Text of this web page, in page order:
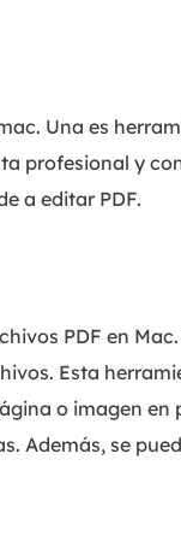
Una es
profesional y
a editar PDF.
PDF en
Esta
o imagen en
Además, se